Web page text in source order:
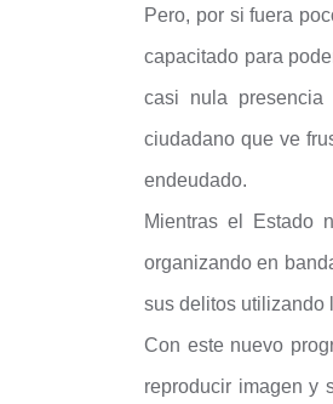
Pero, por si fuera
capacitado para
casi nula
ciudadano que ve
endeudado.
Mientras el Estado
organizando en
sus delitos utilizando
Con este nuevo
reproducir imagen y